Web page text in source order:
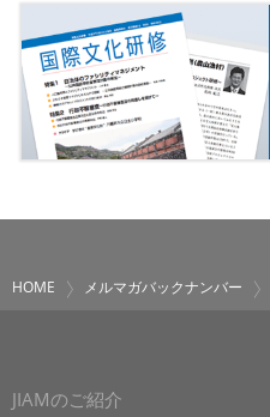
HOME メルマガバックナンバー
JIAMのご紹介